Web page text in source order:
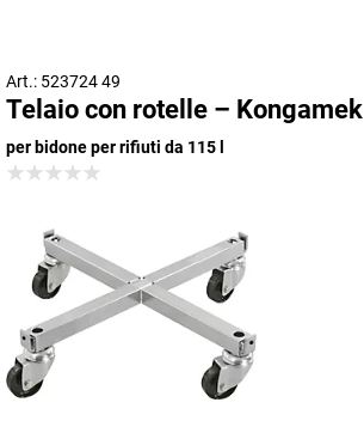
Art.: 523724 49
Telaio con rotelle – Kongamek
per bidone per rifiuti da 115 l